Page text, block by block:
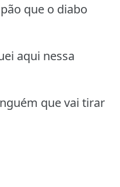
que o diabo
aqui nessa
que vai tirar